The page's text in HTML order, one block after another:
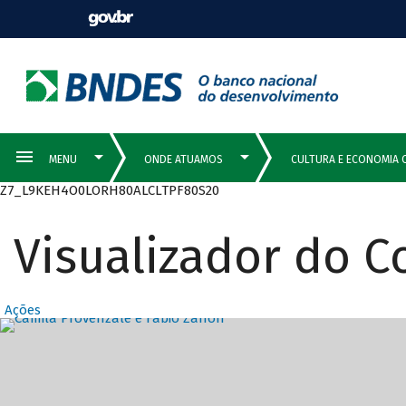
Z7_L9KEH4O0LORH80ALCLTPF80S20
Visualizador do
Ações
Destaques